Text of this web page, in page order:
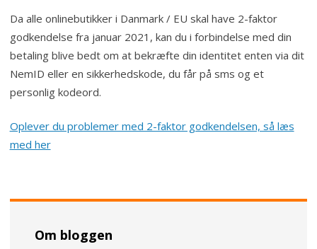
Da alle onlinebutikker i Danmark / EU skal have 2-faktor
godkendelse fra januar 2021, kan du i forbindelse med din
betaling blive bedt om at bekræfte din identitet enten via dit
NemID eller en sikkerhedskode, du får på sms og et
personlig kodeord.
Oplever du problemer med 2-faktor godkendelsen, så læs
med her
Om bloggen